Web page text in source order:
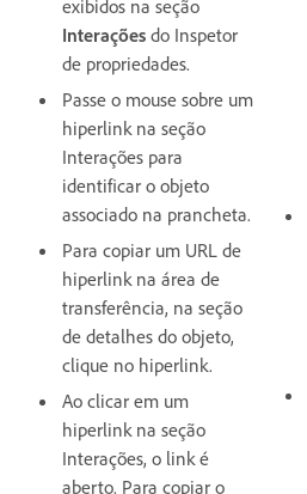
exibidos na seção
Interações do Inspetor
de propriedades.
Passe o mouse sobre um
hiperlink na seção
Interações para
identificar o objeto
associado na prancheta.
Para copiar um URL de
hiperlink na área de
transferência, na seção
de detalhes do objeto,
clique no hiperlink.
Ao clicar em um
hiperlink na seção
Interações, o link é
aberto. Para copiar o